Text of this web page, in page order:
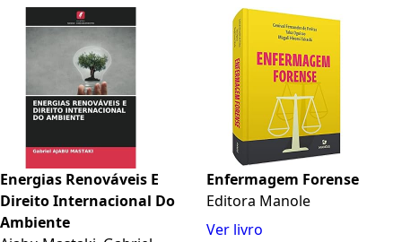
Energias Renováveis E
Direito Internacional Do
Ambiente
Enfermagem Forense
Editora Manole
Ver livro